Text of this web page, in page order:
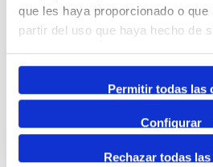
que les haya proporcionado o que
partir del uso que haya hecho de
Permitir todas las
Configurar
Rechazar todas
Emergencias
(+34) 900 229 900
Servicio de atención
Teléfono de contacto